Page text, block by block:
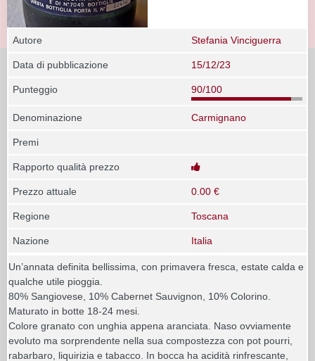
Autore Stefania Vinciguerra
Data di pubblicazione 15/12/23
Punteggio 90/100
Denominazione Carmignano
Premi
Rapporto qualità prezzo
Prezzo attuale 0.00 €
Regione Toscana
Nazione Italia
Un’annata definita bellissima, con primavera fresca, estate calda e
qualche utile pioggia.
80% Sangiovese, 10% Cabernet Sauvignon, 10% Colorino.
Maturato in botte 18-24 mesi.
Colore granato con unghia appena aranciata. Naso ovviamente
evoluto ma sorprendente nella sua compostezza con pot pourri,
rabarbaro, liquirizia e tabacco. In bocca ha acidità rinfrescante,